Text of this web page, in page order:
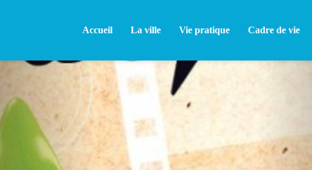
Accueil La ville Vie pratique Cadre de vie